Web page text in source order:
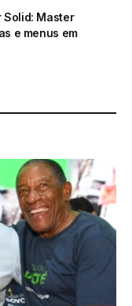
Solid: Master
e menus em